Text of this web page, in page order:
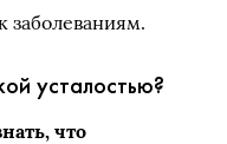
заболеваниям.
усталостью?
что